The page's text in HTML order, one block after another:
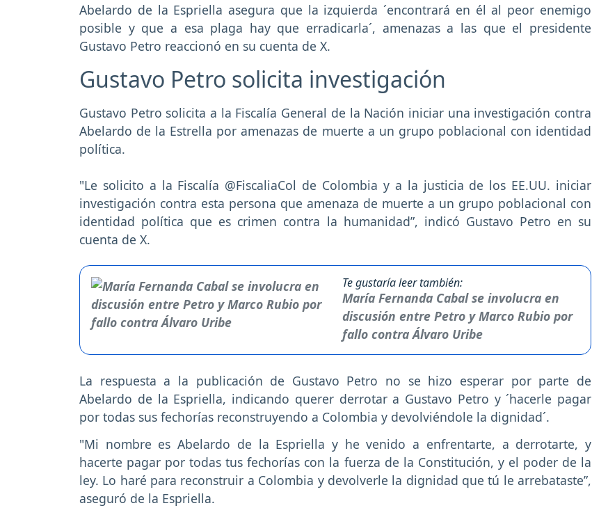
Abelardo de la Espriella asegura que la izquierda ´encontrará en él al peor enemigo
posible y que a esa plaga hay que erradicarla´, amenazas a las que el presidente
Gustavo Petro reaccionó en su cuenta de X.
Gustavo Petro solicita investigación
Gustavo Petro solicita a la Fiscalía General de la Nación iniciar una investigación contra
Abelardo de la Estrella por amenazas de muerte a un grupo poblacional con identidad
política.
"Le solicito a la Fiscalía @FiscaliaCol de Colombia y a la justicia de los EE.UU. iniciar
investigación contra esta persona que amenaza de muerte a un grupo poblacional con
identidad política que es crimen contra la humanidad”, indicó Gustavo Petro en su
cuenta de X.
Te gustaría leer también:
María Fernanda Cabal se involucra en
discusión entre Petro y Marco Rubio por
fallo contra Álvaro Uribe
La respuesta a la publicación de Gustavo Petro no se hizo esperar por parte de
Abelardo de la Espriella, indicando querer derrotar a Gustavo Petro y ´hacerle pagar
por todas sus fechorías reconstruyendo a Colombia y devolviéndole la dignidad´.
"Mi nombre es Abelardo de la Espriella y he venido a enfrentarte, a derrotarte, y
hacerte pagar por todas tus fechorías con la fuerza de la Constitución, y el poder de la
ley. Lo haré para reconstruir a Colombia y devolverle la dignidad que tú le arrebataste”,
aseguró de la Espriella.